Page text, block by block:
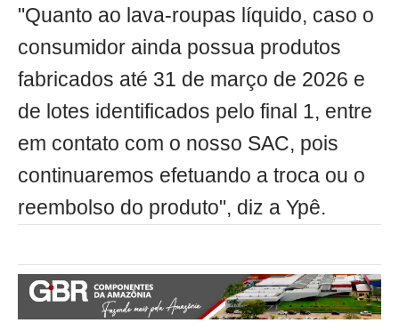
"Quanto ao lava-roupas líquido, caso o
consumidor ainda possua produtos
fabricados até 31 de março de 2026 e
de lotes identificados pelo final 1, entre
em contato com o nosso SAC, pois
continuaremos efetuando a troca ou o
reembolso do produto", diz a Ypê.